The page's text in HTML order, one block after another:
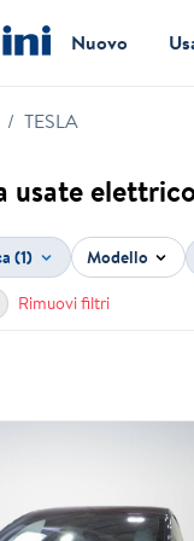
Nuovo
TESLA
usate
(1) Modello
Rimuovi filtri